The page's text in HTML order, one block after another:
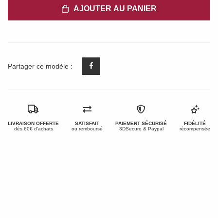
AJOUTER AU PANIER
Partager ce modèle :
LIVRAISON OFFERTE
dès 60€ d'achats
SATISFAIT
ou remboursé
PAIEMENT SÉCURISÉ
3DSecure & Paypal
FIDÉLITÉ
récompensée